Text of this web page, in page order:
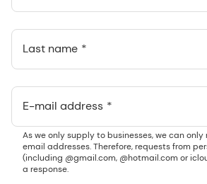
Last name
E-mail address
As we only supply to businesses, we can
email addresses. Therefore, requests from
(including @gmail.com, @hotmail.com or
a response.